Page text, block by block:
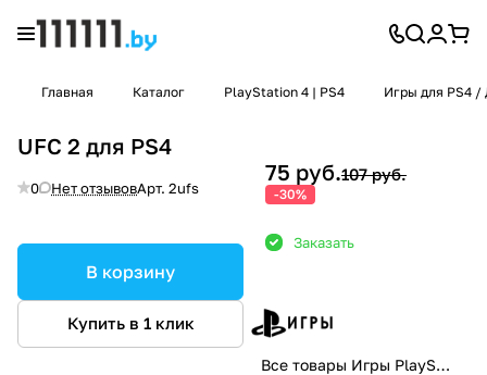
Главная Каталог PlayStation 4 | PS4 Игры для PS4 /
UFC 2 для PS4
0 Нет отзывовАрт. 2ufs
В корзину
Купить в 1 клик
75 руб.107 руб.
-30%
Заказать
Все товары Игры PlayStation